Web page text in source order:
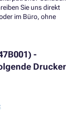
Sie uns direkt
im Büro, ohne
-
Drucker